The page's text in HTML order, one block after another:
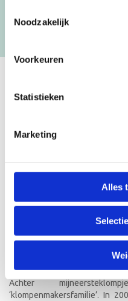
Noodzakelijk
Voorkeuren
Statistieken
Marketing
Alles
vinden en ontdekten
geboorteklompjes bestel je
de geboorteklompjes met de
Over
Achter
‘klompenmakersfamilie’. In